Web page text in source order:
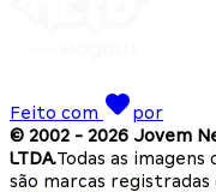
Feito com
por
© 2002 - 2026 Jovem
LTDA.Todas as
são marcas